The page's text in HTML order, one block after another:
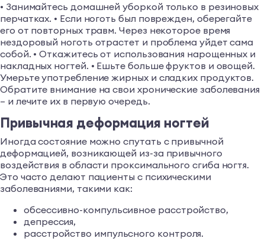
• Занимайтесь домашней уборкой только в резиновых
перчатках. • Если ноготь был поврежден, оберегайте
его от повторных травм. Через некоторое время
нездоровый ноготь отрастет и проблема уйдет сама
собой. • Откажитесь от использования нарощенных и
накладных ногтей. • Ешьте больше фруктов и овощей.
Умерьте употребление жирных и сладких продуктов.
Обратите внимание на свои хронические заболевания
– и лечите их в первую очередь.
Привычная деформация ногтей
Иногда состояние можно спутать с привычной
деформацией, возникающей из-за привычного
воздействия в области проксимального сгиба ногтя.
Это часто делают пациенты с психическими
заболеваниями, такими как:
обсессивно-компульсивное расстройство,
депрессия,
расстройство импульсного контроля.